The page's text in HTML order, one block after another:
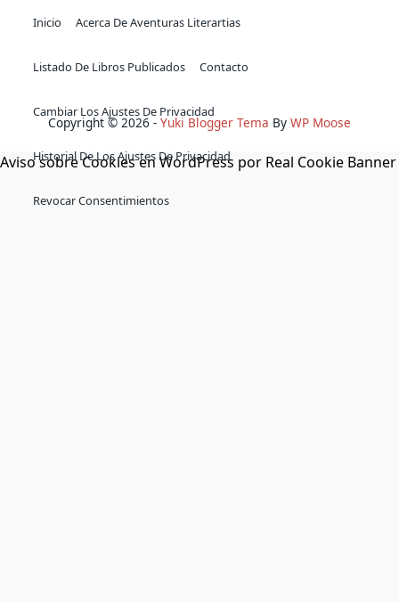
Inicio Acerca De Aventuras Literartias
Listado De Libros Publicados Contacto
Cambiar Los Ajustes De Privacidad
Historial De Los Ajustes De Privacidad
Revocar Consentimientos
Copyright © 2026 - Yuki Blogger Tema By WP Moose
Aviso sobre Cookies en WordPress por Real Cookie Banner